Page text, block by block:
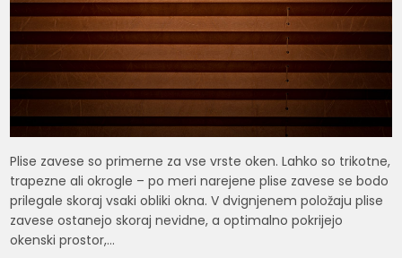
Plise zavese so primerne za vse vrste oken. Lahko so trikotne,
trapezne ali okrogle – po meri narejene plise zavese se bodo
prilegale skoraj vsaki obliki okna. V dvignjenem položaju plise
zavese ostanejo skoraj nevidne, a optimalno pokrijejo
okenski prostor,…